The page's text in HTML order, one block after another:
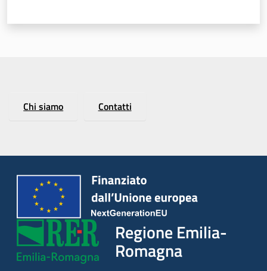
Chi siamo Contatti
Regione Emilia-
Romagna